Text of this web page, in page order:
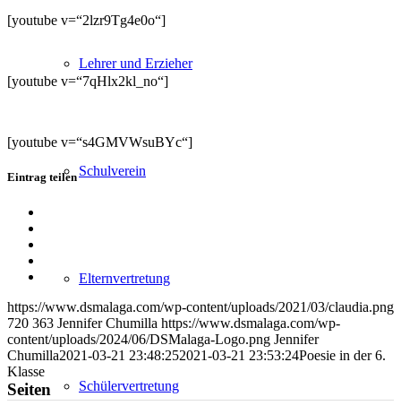
Lehrer und Erzieher
Schulverein
Elternvertretung
Schülervertretung
[youtube v=“2lzr9Tg4e0o“]
[youtube v=“7qHlx2kl_no“]
[youtube v=“s4GMVWsuBYc“]
Eintrag teilen
WhatsApp
Mail
teilen
https://www.dsmalaga.com/wp-content/uploads/2021/03/claudia.png
720 363 Jennifer Chumilla https://www.dsmalaga.com/wp-
content/uploads/2024/06/DSMalaga-Logo.png Jennifer
Chumilla2021-03-21 23:48:252021-03-21 23:53:24Poesie in der 6.
Klasse
Seiten